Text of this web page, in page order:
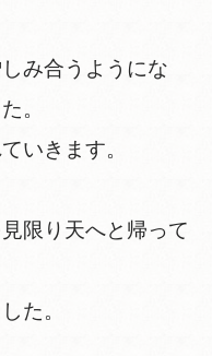
み合うようにな
。
いきます。
限り天へと帰って
た。